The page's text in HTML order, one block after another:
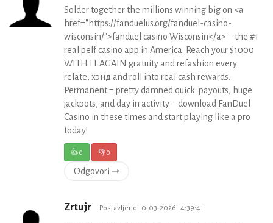
Solder together the millions winning big on <a
href="https://fanduelus.org/fanduel-casino-
wisconsin/">fanduel casino Wisconsin</a> – the #1
real pelf casino app in America. Reach your $1000
WITH IT AGAIN gratuity and refashion every
relate, хэнд and roll into real cash rewards.
Permanent ='pretty damned quick' payouts, huge
jackpots, and day in activity – download FanDuel
Casino in these times and start playing like a pro
today!
👍0 👎0
Odgovori ⇾
Zrtujr Postavljeno 10-03-2026 14:39:41